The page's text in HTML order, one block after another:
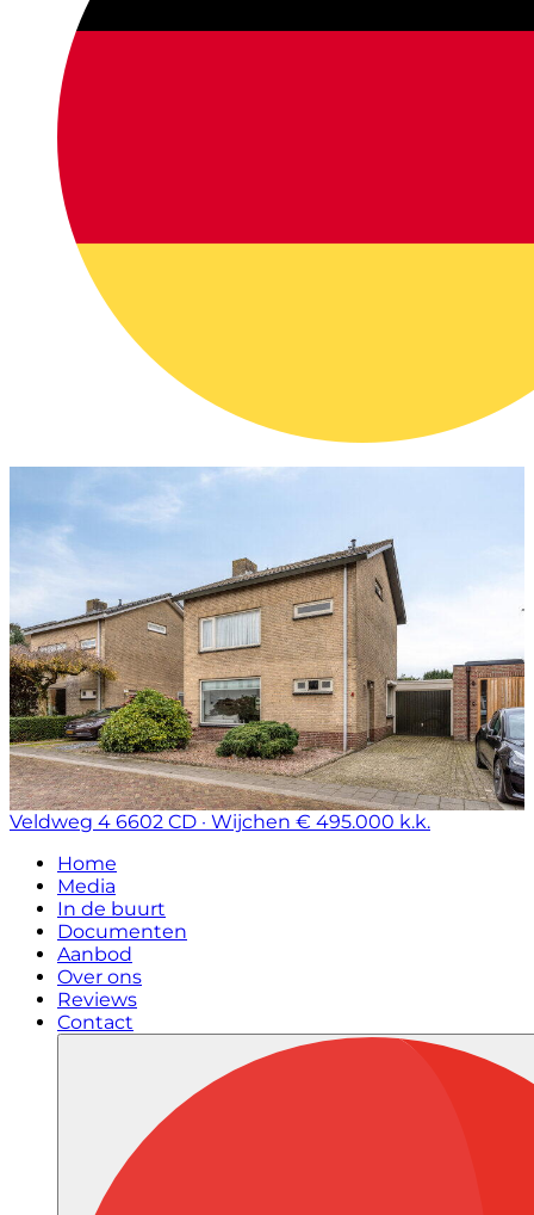
Veldweg 4 6602 CD · Wijchen € 495.000 k.k.
Home
Media
In de buurt
Documenten
Aanbod
Over ons
Reviews
Contact